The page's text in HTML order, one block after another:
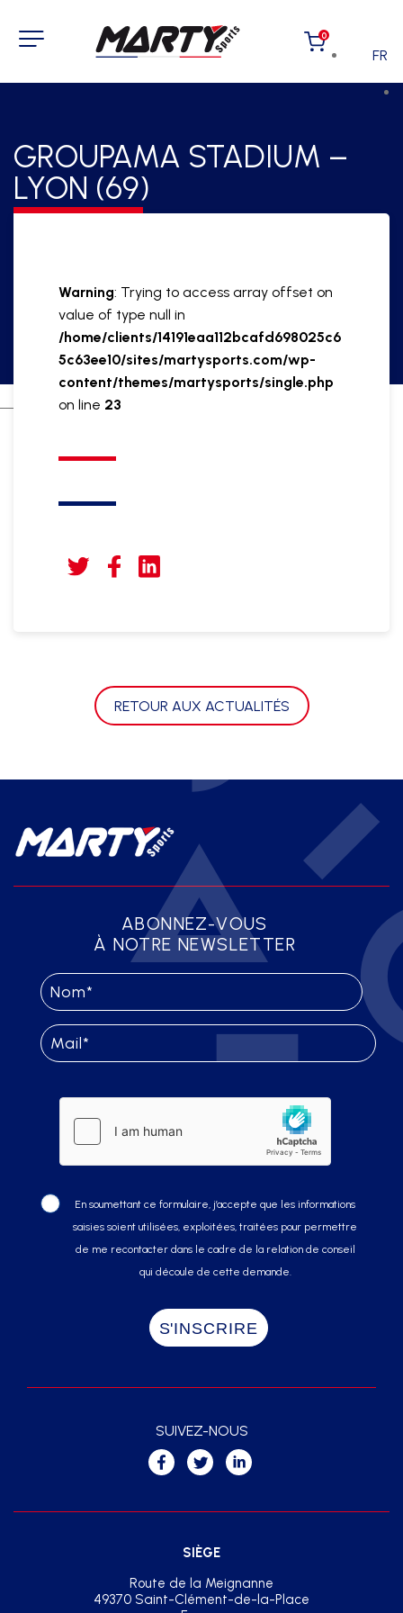
0
FR
GROUPAMA STADIUM –
LYON (69)
Warning: Trying to access array offset on
value of type null in
/home/clients/14191eaa112bcafd698025c6
5c63ee10/sites/martysports.com/wp-
content/themes/martysports/single.php
on line 23
RETOUR AUX ACTUALITÉS
ABONNEZ-VOUS
À NOTRE NEWSLETTER
En soumettant ce formulaire, j’accepte que les informations
saisies soient utilisées, exploitées, traitées pour permettre
de me recontacter dans le cadre de la relation de conseil
qui découle de cette demande.
SIÈGE
Route de la Meignanne
49370 Saint-Clément-de-la-Place
SUIVEZ-NOUS